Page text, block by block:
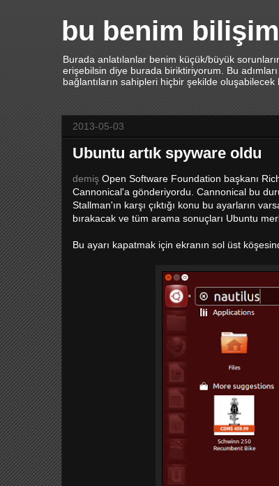
bu benim
Burada anlatılanlar benim küçük/büyük
erişebilsin diye burada biriktiriyorum. Bu
bağlantıların sahipleri hiçbir şekilde
2013-05-03
Ubuntu artık spyware oldu
demiş Open Software Foundation başkanı
Cannonical'a gönderiyordu. Cannonical bu
Stallman'ın karşı çıktığı konu bu ayarların
bırakacak ve tüm arama sonuçları Ubuntu
Bu ayarı kapatmak için ekranın sol üst